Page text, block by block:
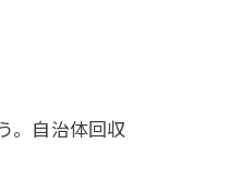
。自治体回収